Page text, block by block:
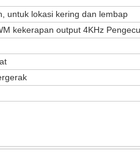
untuk lokasi kering dan lembap
kekerapan output 4KHz